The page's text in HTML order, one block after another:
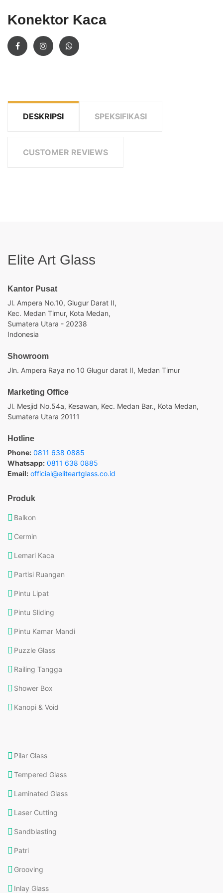
Konektor Kaca
DESKRIPSI SPEKSIFIKASI
CUSTOMER REVIEWS
Elite Art Glass
Kantor Pusat
Jl. Ampera No.10, Glugur Darat II,
Kec. Medan Timur, Kota Medan,
Sumatera Utara - 20238
Indonesia
Showroom
Jln. Ampera Raya no 10 Glugur darat II, Medan Timur
Marketing Office
Jl. Mesjid No.54a, Kesawan, Kec. Medan Bar., Kota Medan,
Sumatera Utara 20111
Hotline
Phone: 0811 638 0885
Whatsapp: 0811 638 0885
Email: official@eliteartglass.co.id
Produk
Balkon
Cermin
Lemari Kaca
Partisi Ruangan
Pintu Lipat
Pintu Sliding
Pintu Kamar Mandi
Puzzle Glass
Railing Tangga
Shower Box
Kanopi & Void
Pilar Glass
Tempered Glass
Laminated Glass
Laser Cutting
Sandblasting
Patri
Grooving
Inlay Glass